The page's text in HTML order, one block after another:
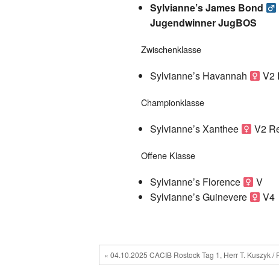
Sylvianne’s James Bond
Jugendwinner JugBOS
Zwischenklasse
Sylvianne’s Havannah V2
Championklasse
Sylvianne’s Xanthee V2
Offene Klasse
Sylvianne’s Florence
V
Sylvianne’s Guinevere
V4
« 04.10.2025 CACIB Rostock Tag 1, Herr T. Kuszyk /